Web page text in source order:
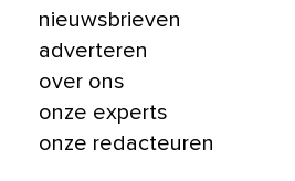
nieuwsbrieven
adverteren
over ons
onze experts
onze redacteuren